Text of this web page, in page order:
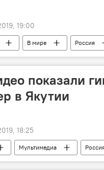
19:00
В мире Россия
Ассамблея Совета Европы
показали
в Якутии
18:25
Мультимедиа